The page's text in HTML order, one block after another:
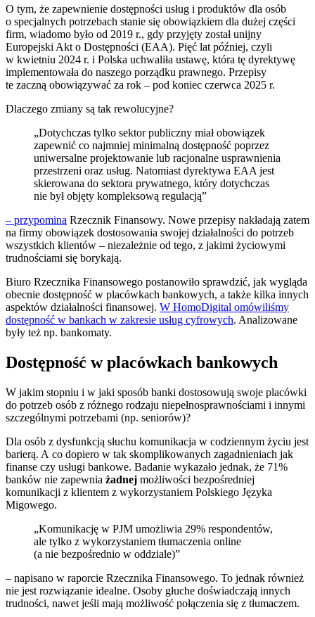
O tym, że zapewnienie dostępności usług i produktów dla osób
o specjalnych potrzebach stanie się obowiązkiem dla dużej części
firm, wiadomo było od 2019 r., gdy przyjęty został unijny
Europejski Akt o Dostępności (EAA). Pięć lat później, czyli
w kwietniu 2024 r. i Polska uchwaliła ustawę, która tę dyrektywę
implementowała do naszego porządku prawnego. Przepisy
te zaczną obowiązywać za rok – pod koniec czerwca 2025 r.
Dlaczego zmiany są tak rewolucyjne?
„Dotychczas tylko sektor publiczny miał obowiązek
zapewnić co najmniej minimalną dostępność poprzez
uniwersalne projektowanie lub racjonalne usprawnienia
przestrzeni oraz usług. Natomiast dyrektywa EAA jest
skierowana do sektora prywatnego, który dotychczas
nie był objęty kompleksową regulacją”
– przypomina Rzecznik Finansowy. Nowe przepisy nakładają zatem
na firmy obowiązek dostosowania swojej działalności do potrzeb
wszystkich klientów – niezależnie od tego, z jakimi życiowymi
trudnościami się borykają.
Biuro Rzecznika Finansowego postanowiło sprawdzić, jak wygląda
obecnie dostępność w placówkach bankowych, a także kilka innych
aspektów działalności finansowej. W HomoDigital omówiliśmy
dostępność w bankach w zakresie usług cyfrowych. Analizowane
były też np. bankomaty.
Dostępność w placówkach bankowych
W jakim stopniu i w jaki sposób banki dostosowują swoje placówki
do potrzeb osób z różnego rodzaju niepełnosprawnościami i innymi
szczególnymi potrzebami (np. seniorów)?
Dla osób z dysfunkcją słuchu komunikacja w codziennym życiu jest
barierą. A co dopiero w tak skomplikowanych zagadnieniach jak
finanse czy usługi bankowe. Badanie wykazało jednak, że 71%
banków nie zapewnia żadnej możliwości bezpośredniej
komunikacji z klientem z wykorzystaniem Polskiego Języka
Migowego.
„Komunikację w PJM umożliwia 29% respondentów,
ale tylko z wykorzystaniem tłumaczenia online
(a nie bezpośrednio w oddziale)”
– napisano w raporcie Rzecznika Finansowego. To jednak również
nie jest rozwiązanie idealne. Osoby głuche doświadczają innych
trudności, nawet jeśli mają możliwość połączenia się z tłumaczem.